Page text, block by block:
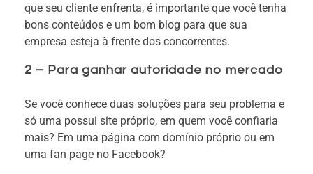
que seu cliente enfrenta, é importante que você tenha
bons conteúdos e um bom blog para que sua
empresa esteja à frente dos concorrentes.
2 – Para ganhar autoridade no mercado
Se você conhece duas soluções para seu problema e
só uma possui site próprio, em quem você confiaria
mais? Em uma página com domínio próprio ou em
uma fan page no Facebook?